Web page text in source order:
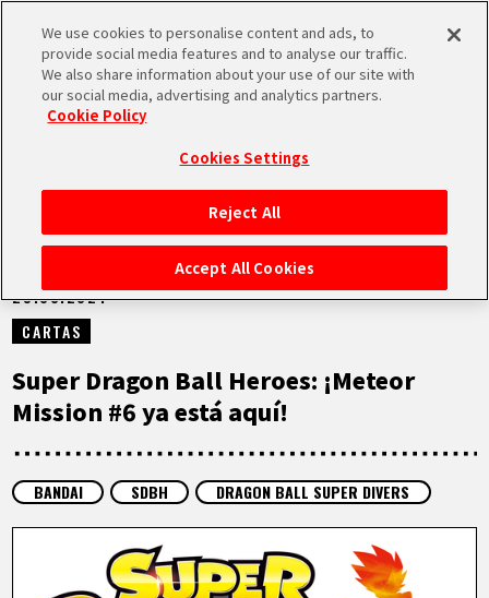
MEN
INICIO
NOTICIAS
LO MÁS DESTACADO
VÍDEOS
ARTÍCULOS
ACERCA DE
NOTICIAS
29.08.2024
CARTAS
Super Dragon Ball Heroes: ¡Meteor
Mission #6 ya está aquí!
BANDAI SDBH DRAGON BALL SUPER DIVERS
We use cookies to personalise content and ads, to
provide social media features and to analyse our traffic.
We also share information about your use of our site with
our social media, advertising and analytics partners.
Cookie Policy
Cookies Settings
Reject All
Accept All Cookies